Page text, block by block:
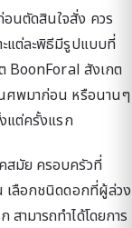
นตัดสินใจสั่ง ควร
แต่ละพิธีมีรูปแบบที่
BoonForal สังเกต
ศพมาก่อน หรือนานๆ
แต่ครั้งแรก
สมัย ครอบครัวที่
เลือกชนิดดอกที่ผู้ล่วง
ามารถทำได้โดยการ